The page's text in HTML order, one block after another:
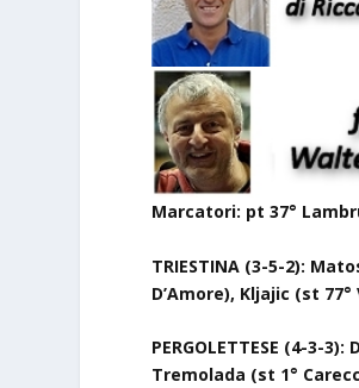
Marcatori: pt 37°
TRIESTINA (3-5-2):
D’Amore), Kljajic (st
PERGOLETTESE (4-3-3):
Tremolada (st 1°